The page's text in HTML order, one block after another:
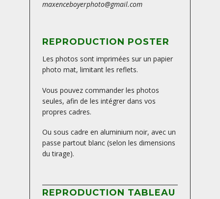
maxenceboyerphoto@gmail.com
REPRODUCTION POSTER
Les photos sont imprimées sur un papier
photo mat, limitant les reflets.
Vous pouvez commander les photos
seules, afin de les intégrer dans vos
propres cadres.
Ou sous cadre en aluminium noir, avec un
passe partout blanc (selon les dimensions
du tirage).
REPRODUCTION TABLEAU